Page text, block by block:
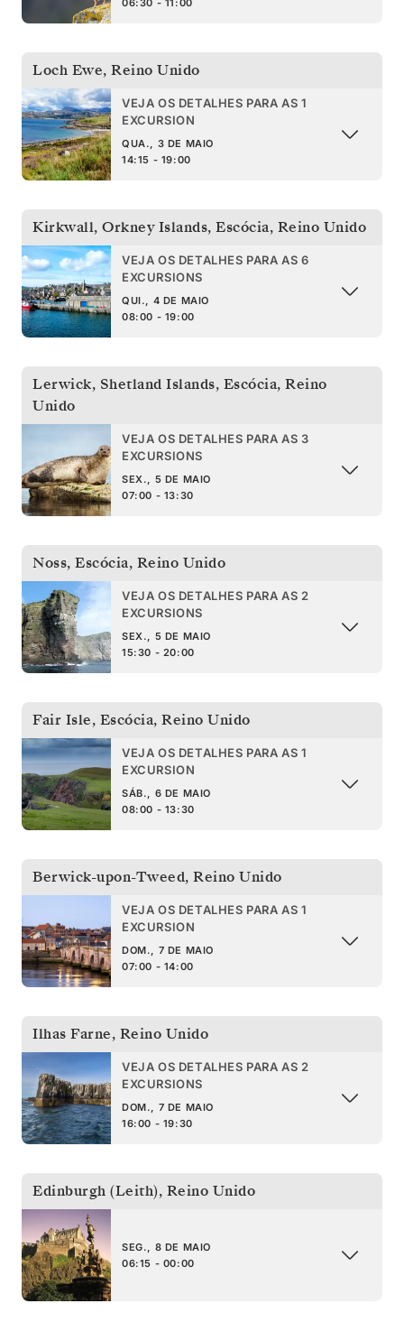
Loch Ewe, Reino Unido
VEJA OS DETALHES PARA AS 1
EXCURSION
QUA., 3 DE MAIO
14:15 - 19:00
Kirkwall, Orkney Islands, Escócia, Reino Unido
VEJA OS DETALHES PARA AS 6
EXCURSIONS
QUI., 4 DE MAIO
08:00 - 19:00
Lerwick, Shetland Islands, Escócia, Reino
Unido
VEJA OS DETALHES PARA AS 3
EXCURSIONS
SEX., 5 DE MAIO
07:00 - 13:30
Noss, Escócia, Reino Unido
VEJA OS DETALHES PARA AS 2
EXCURSIONS
SEX., 5 DE MAIO
15:30 - 20:00
Fair Isle, Escócia, Reino Unido
VEJA OS DETALHES PARA AS 1
EXCURSION
SÁB., 6 DE MAIO
08:00 - 13:30
Berwick-upon-Tweed, Reino Unido
VEJA OS DETALHES PARA AS 1
EXCURSION
DOM., 7 DE MAIO
07:00 - 14:00
Ilhas Farne, Reino Unido
VEJA OS DETALHES PARA AS 2
EXCURSIONS
DOM., 7 DE MAIO
16:00 - 19:30
Edinburgh (Leith), Reino Unido
SEG., 8 DE MAIO
06:15 - 00:00